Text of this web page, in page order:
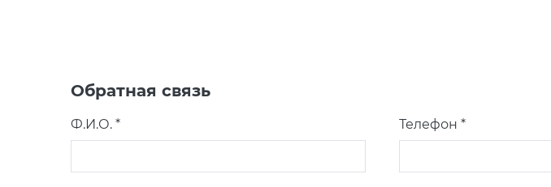
Обратная связь
Ф.И.О. * Телефон *